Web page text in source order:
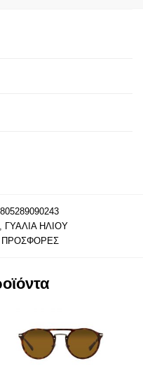
805289090243
, ΓΥΑΛΙΑ ΗΛΙΟΥ
ΠΡΟΣΦΟΡΕΣ